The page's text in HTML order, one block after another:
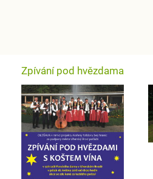
Zpívání pod hvězdama